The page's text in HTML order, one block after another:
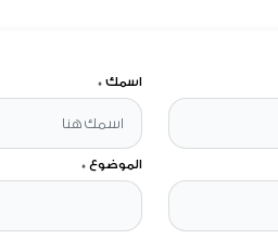
اسمك *
الموضوع *